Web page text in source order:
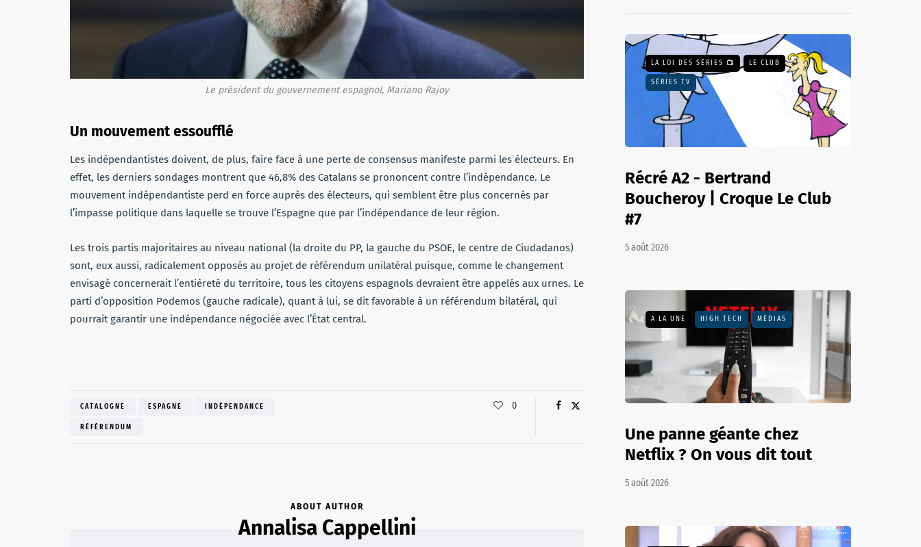
Le président du gouvernement espagnol, Mariano Rajoy
Un mouvement essoufflé
Les indépendantistes doivent, de plus, faire face à une perte de consensus manifeste parmi les électeurs. En
effet, les derniers sondages montrent que 46,8% des Catalans se prononcent contre l’indépendance. Le
mouvement indépendantiste perd en force auprès des électeurs, qui semblent être plus concernés par
l’impasse politique dans laquelle se trouve l’Espagne que par l’indépendance de leur région.
Les trois partis majoritaires au niveau national (la droite du PP, la gauche du PSOE, le centre de Ciudadanos)
sont, eux aussi, radicalement opposés au projet de référendum unilatéral puisque, comme le changement
envisagé concernerait l’entièreté du territoire, tous les citoyens espagnols devraient être appelés aux urnes. Le
parti d’opposition Podemos (gauche radicale), quant à lui, se dit favorable à un référendum bilatéral, qui
pourrait garantir une indépendance négociée avec l’État central.
CATALOGNE ESPAGNE INDÉPENDANCE
RÉFÉRENDUM
0
ABOUT AUTHOR
Annalisa Cappellini
LA LOI DES SÉRIES 📺 LE CLUB
SÉRIES TV
Récré A2 - Bertrand
Boucheroy | Croque Le Club
#7
5 août 2026
A LA UNE HIGH TECH MÉDIAS
Une panne géante chez
Netflix ? On vous dit tout
5 août 2026